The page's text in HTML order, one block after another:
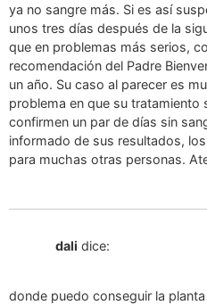
ya no sangre más. Si es así
unos tres días después de la
que en problemas más serios,
recomendación del Padre
un año. Su caso al parecer es
problema en que su
confirmen un par de días sin
informado de sus resultados,
para muchas otras personas.
dali dice:
donde puedo conseguir la